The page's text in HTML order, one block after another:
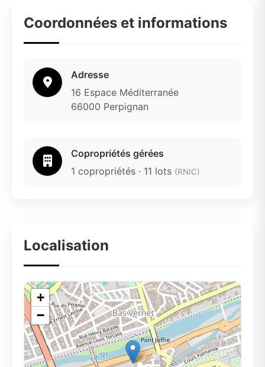
Coordonnées et informations
Adresse
16 Espace Méditerranée
66000 Perpignan
Copropriétés gérées
1 copropriétés · 11 lots (RNIC)
Localisation
+
−